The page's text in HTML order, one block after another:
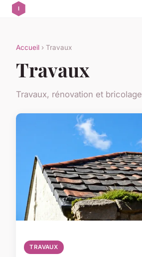
Accueil › Travaux
Travaux
Travaux, rénovation et bricolage
TRAVAUX